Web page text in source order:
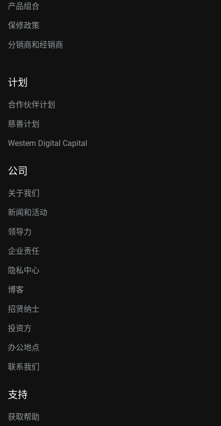
产品组合
保修政策
分销商和经销商
计划
合作伙伴计划
慈善计划
Western Digital Capital
公司
关于我们
新闻和活动
领导力
企业责任
隐私中心
博客
招贤纳士
投资方
办公地点
联系我们
支持
获取帮助